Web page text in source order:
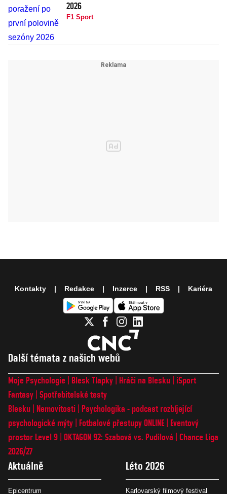
2026
F1 Sport
Další témata z našich webů
Moje Psychologie Blesk Tlapky Hráči na Blesku
iSport
Fantasy Spotřebitelské testy
Blesku
Nemovitosti
Psychologika - podcast rozbíjející
psychologické mýty
Fotbalové přestupy ONLINE
Eventový
prostor Level 9 OKTAGON 92: Szabová vs. Pudilová
Chance Liga
2026/27
Aktuálně
Epicentrum
Léto 2026
Karlovarský filmový festival
Kontakty Redakce Inzerce RSS Kariéra